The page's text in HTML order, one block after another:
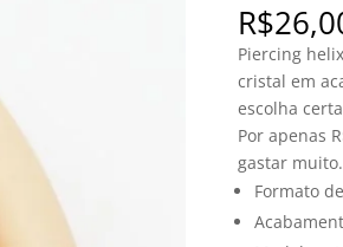
R$
Piercing
cristal em
escolha
Por apenas
gastar muito.
Formato